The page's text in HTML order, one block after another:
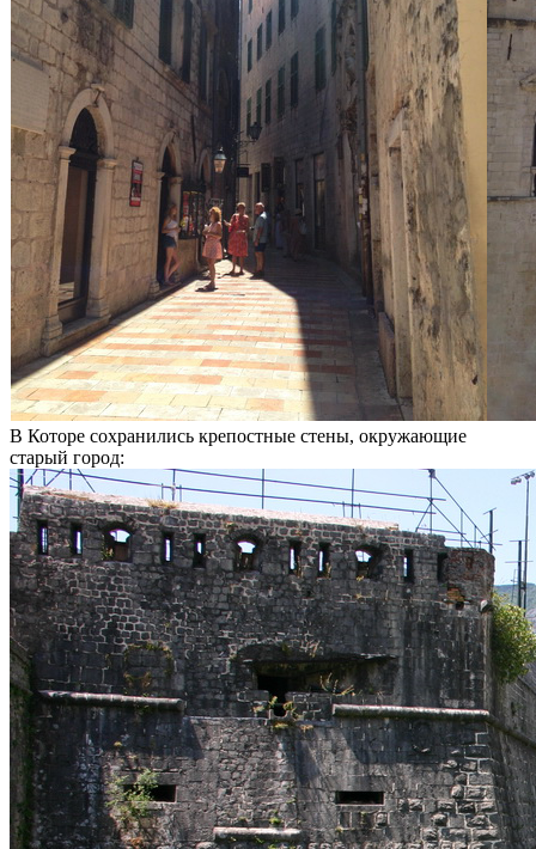
В Которе сохранились крепостные стены, окружающие
старый город: